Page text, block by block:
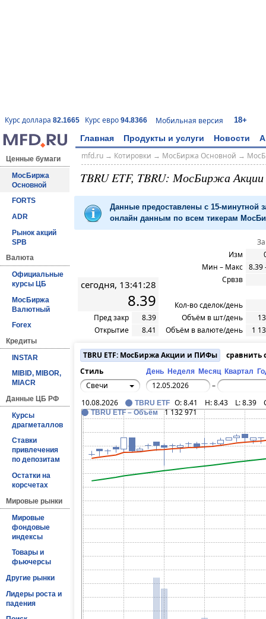
Курс доллара 82.1665 Курс евро 94.8366 Мобильная версия 18+
Главная Продукты и услуги Новости
Ценные бумаги
МосБиржа
Основной
FORTS
ADR
Рынок акций
SPB
Валюта
Официальные
курсы ЦБ
МосБиржа
Валютный
Forex
Кредиты
INSTAR
MIBID, MIBOR,
MIACR
Данные ЦБ РФ
Курсы
драгметаллов
Ставки
привлечения
по депозитам
Остатки на
корсчетах
Мировые рынки
Мировые
фондовые
индексы
Товары и
фьючерсы
Другие рынки
Лидеры роста и
падения
mfd.ru→ Котировки → МосБиржа Основной →
TBRU ETF, TBRU: МосБиржа
Данные предоставлены с 15-минутной
онлайн данным по всем тикерам
сегодня, 13:41:28
8.39
Пред закр
8.39
Открытие
8.41
Изм
Мин – Макс 8.39
Срвзв
Кол-во сделок/день
Объём в шт/день
Объём в валюте/день
1
TBRU ETF: МосБиржа Акции и ПИФы
сравнить
Стиль
День Неделя Месяц Квартал
Свечи
–
10.08.2026
TBRU ETF O:8.41 H:8.43 L:8.39
TBRU ETF – Объём 1 132 971